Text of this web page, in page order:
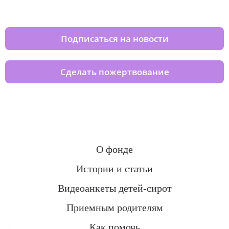
Подписаться на новости
Сделать пожертвование
О фонде
Истории и статьи
Видеоанкеты детей-сирот
Приемным родителям